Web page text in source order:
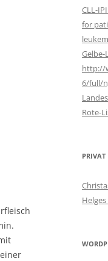
CLL-
for
Gelbe-
http://
6/full/
Rote-
PRIVAT